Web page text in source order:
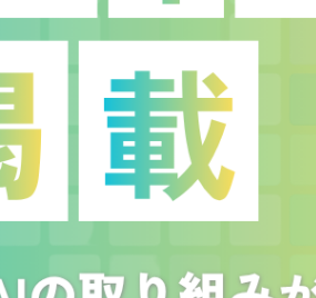
オーナー様専用